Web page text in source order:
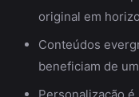
original em
Conteúdos
beneficiam de